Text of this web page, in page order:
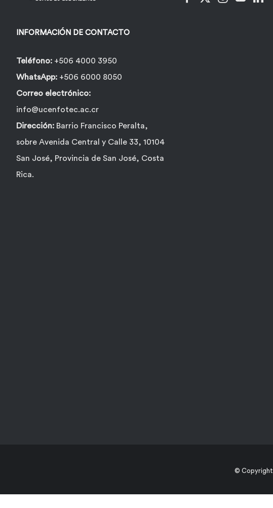
INFORMACIÓN DE CONTACTO
Teléfono: +506 4000 3950
WhatsApp: +506 6000 8050
Correo electrónico:
info@ucenfotec.ac.cr
Dirección: Barrio Francisco Peralta,
sobre Avenida Central y Calle 33, 10104
San José, Provincia de San José, Costa
Rica.
© Copyright